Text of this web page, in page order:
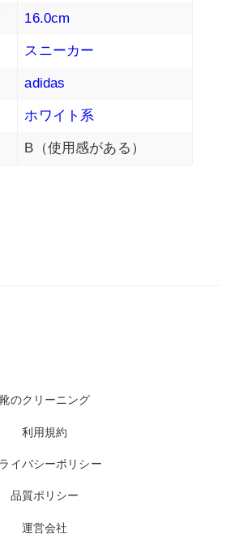
16.0cm
スニーカー
adidas
ホワイト系
B（使用感がある）
のクリーニング
利用規約
イバシーポリシー
品質ポリシー
運営会社